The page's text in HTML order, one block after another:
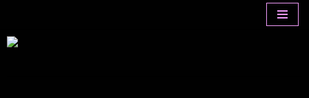
Avançar